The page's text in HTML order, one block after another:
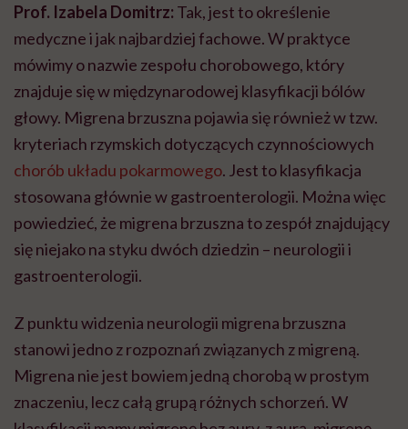
Prof. Izabela Domitrz: Tak, jest to określenie
medyczne i jak najbardziej fachowe. W praktyce
mówimy o nazwie zespołu chorobowego, który
znajduje się w międzynarodowej klasyfikacji bólów
głowy. Migrena brzuszna pojawia się również w tzw.
kryteriach rzymskich dotyczących czynnościowych
chorób układu pokarmowego. Jest to klasyfikacja
stosowana głównie w gastroenterologii. Można więc
powiedzieć, że migrena brzuszna to zespół znajdujący
się niejako na styku dwóch dziedzin – neurologii i
gastroenterologii.
Z punktu widzenia neurologii migrena brzuszna
stanowi jedno z rozpoznań związanych z migreną.
Migrena nie jest bowiem jedną chorobą w prostym
znaczeniu, lecz całą grupą różnych schorzeń. W